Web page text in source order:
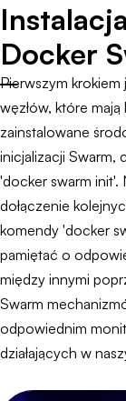
Docker
Pierwszym krokiem
węzłów, które
zainstalowane
inicjalizacji Swarm,
'docker swarm init'.
dołączenie
komendy 'docker
pamiętać o
między innymi
Swarm
odpowiednim
działających w